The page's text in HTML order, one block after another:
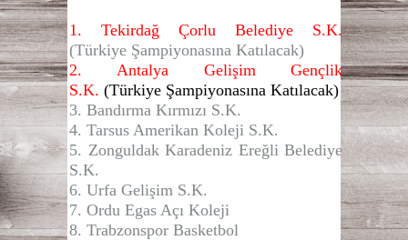
1. Tekirdağ Çorlu Belediye S.K.
(Türkiye Şampiyonasına Katılacak)
2. Antalya Gelişim Gençlik
S.K. (Türkiye Şampiyonasına Katılacak)
3. Bandırma Kırmızı S.K.
4. Tarsus Amerikan Koleji S.K.
5. Zonguldak Karadeniz Ereğli Belediye
S.K.
6. Urfa Gelişim S.K.
7. Ordu Egas Açı Koleji
8. Trabzonspor Basketbol